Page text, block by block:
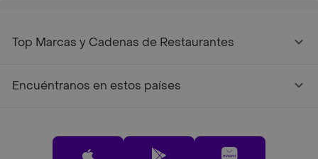
Top Marcas y Cadenas de Restaurantes
Encuéntranos en estos países